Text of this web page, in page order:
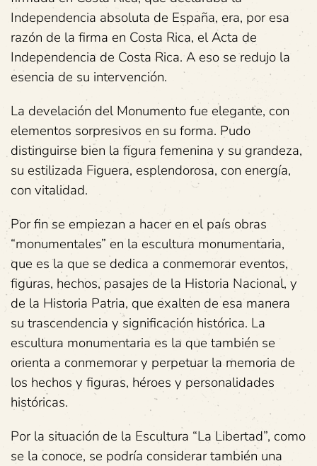
Independencia absoluta de España, era, por esa
razón de la firma en Costa Rica, el Acta de
Independencia de Costa Rica. A eso se redujo la
esencia de su intervención.
La develación del Monumento fue elegante, con
elementos sorpresivos en su forma. Pudo
distinguirse bien la figura femenina y su grandeza,
su estilizada Figuera, esplendorosa, con energía,
con vitalidad.
Por fin se empiezan a hacer en el país obras
“monumentales” en la escultura monumentaria,
que es la que se dedica a conmemorar eventos,
figuras, hechos, pasajes de la Historia Nacional, y
de la Historia Patria, que exalten de esa manera
su trascendencia y significación histórica. La
escultura monumentaria es la que también se
orienta a conmemorar y perpetuar la memoria de
los hechos y figuras, héroes y personalidades
históricas.
Por la situación de la Escultura “La Libertad”, como
se la conoce, se podría considerar también una